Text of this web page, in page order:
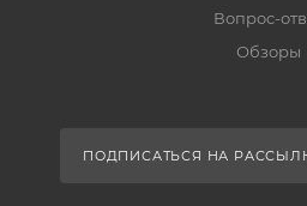
Вопрос-
Обзоры
ПОДПИСАТЬСЯ НА